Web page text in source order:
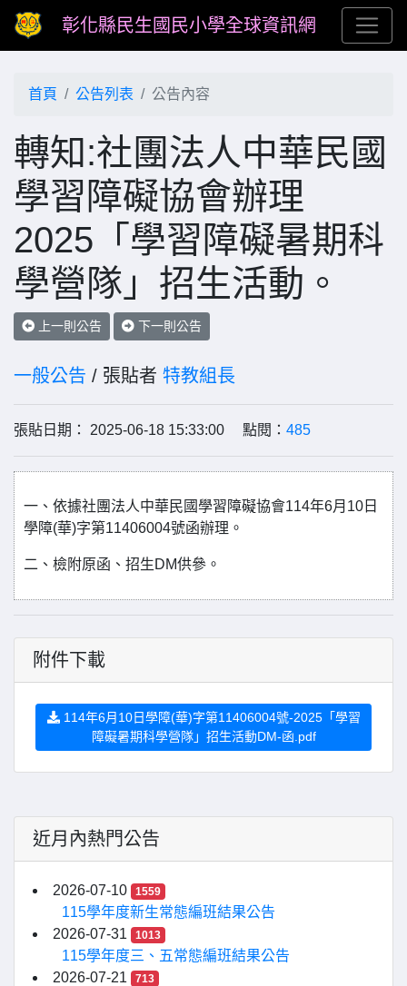
彰化縣民生國民小學全球資訊網
首頁 公告列表 公告內容
轉知:社團法人中華民國
學習障礙協會辦理
2025「學習障礙暑期科
學營隊」招生活動。
上一則公告 下一則公告
一般公告 / 張貼者 特教組長
張貼日期： 2025-06-18 15:33:00 點閱： 485
一、依據社團法人中華民國學習障礙協會114年6月10日
學障(華)字第11406004號函辦理。
二、檢附原函、招生DM供參。
附件下載
114年6月10日學障(華)字第11406004號-2025「學習
障礙暑期科學營隊」招生活動DM-函.pdf
近月內熱門公告
2026-07-10 1559
115學年度新生常態編班結果公告
2026-07-31
1013
115學年度三、五常態編班結果公告
2026-07-21
713